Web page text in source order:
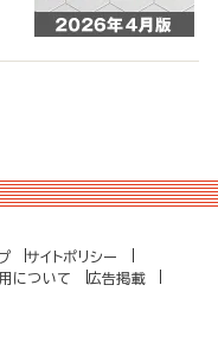
サイトポリシー
について
広告掲載